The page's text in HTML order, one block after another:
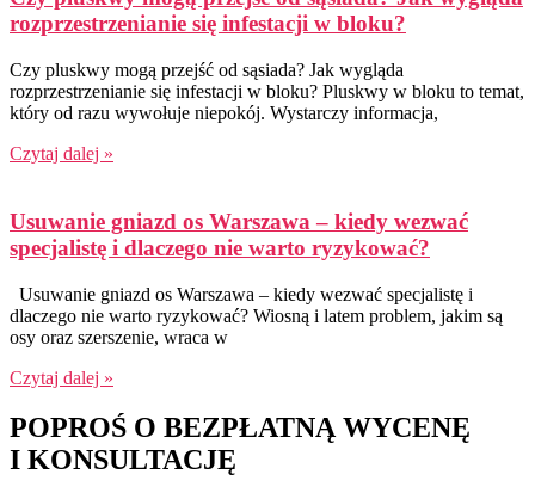
rozprzestrzenianie się infestacji w bloku?
Czy pluskwy mogą przejść od sąsiada? Jak wygląda
rozprzestrzenianie się infestacji w bloku? Pluskwy w bloku to temat,
który od razu wywołuje niepokój. Wystarczy informacja,
Czytaj dalej »
Usuwanie gniazd os Warszawa – kiedy wezwać
specjalistę i dlaczego nie warto ryzykować?
Usuwanie gniazd os Warszawa – kiedy wezwać specjalistę i
dlaczego nie warto ryzykować? Wiosną i latem problem, jakim są
osy oraz szerszenie, wraca w
Czytaj dalej »
POPROŚ O BEZPŁATNĄ WYCENĘ
I KONSULTACJĘ